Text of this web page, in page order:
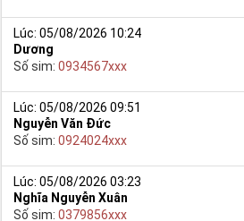
Hướng dẫn mua Sim Lục Quý 8
+ Bước 1: Bạn truy cập vào truy cập vào
bấm vào link
ngay bên góc trái màn hình. Sau đó chọn
+ Bước 3: Khi các số sim lục quý 8 xuất
mạng, đầu số, phân loại,… để lọc ra
Lúc: 05/08/2026 10:24
Dương
Số sim: 0934567xxx
Lúc: 05/08/2026 09:51
Nguyễn Văn Đức
Số sim: 0924024xxx
Lúc: 05/08/2026 03:23
Nghĩa Nguyễn Xuân
Số sim: 0379856xxx